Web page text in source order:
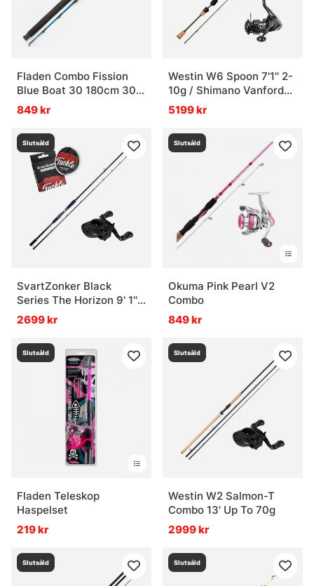
Fladen Combo Fission
Blue Boat 30 180cm 30-
40Lbs
849 kr
Westin W6 Spoon 7'1'' 2-
10g / Shimano Vanford
Combo
5199 kr
Slutsåld
SvartZonker Black
Series The Horizon 9' 1''
Casting Combo - 400g
2699 kr
Slutsåld
Okuma Pink Pearl V2
Combo
849 kr
Slutsåld
Fladen Teleskop
Haspelset
219 kr
Slutsåld
Westin W2 Salmon-T
Combo 13' Up To 70g
2999 kr
Slutsåld Slutsåld